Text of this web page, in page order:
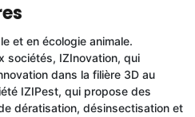
et en écologie animale.
sociétés, IZInovation, qui
dans la filière 3D au
IZIPest, qui propose des
dératisation, désinsectisation et